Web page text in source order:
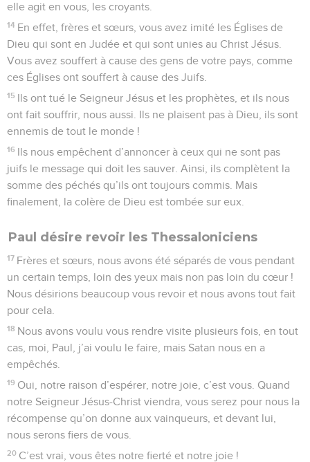
elle agit en vous, les croyants.
14 En effet, frères et sœurs, vous avez imité les Églises de
Dieu qui sont en Judée et qui sont unies au Christ Jésus.
Vous avez souffert à cause des gens de votre pays, comme
ces Églises ont souffert à cause des Juifs.
15 Ils ont tué le Seigneur Jésus et les prophètes, et ils nous
ont fait souffrir, nous aussi. Ils ne plaisent pas à Dieu, ils sont
ennemis de tout le monde !
16 Ils nous empêchent d’annoncer à ceux qui ne sont pas
juifs le message qui doit les sauver. Ainsi, ils complètent la
somme des péchés qu’ils ont toujours commis. Mais
finalement, la colère de Dieu est tombée sur eux.
Paul désire revoir les Thessaloniciens
17 Frères et sœurs, nous avons été séparés de vous pendant
un certain temps, loin des yeux mais non pas loin du cœur !
Nous désirions beaucoup vous revoir et nous avons tout fait
pour cela.
18 Nous avons voulu vous rendre visite plusieurs fois, en tout
cas, moi, Paul, j’ai voulu le faire, mais Satan nous en a
empêchés.
19 Oui, notre raison d’espérer, notre joie, c’est vous. Quand
notre Seigneur Jésus-Christ viendra, vous serez pour nous la
récompense qu’on donne aux vainqueurs, et devant lui,
nous serons fiers de vous.
20 C’est vrai, vous êtes notre fierté et notre joie !